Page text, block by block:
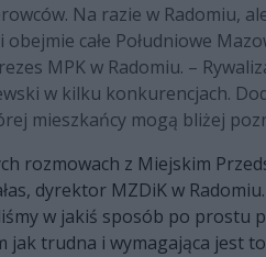
Na razie w Radomiu,
obejmie całe Południowe
MPK w Radomiu. –
w kilku konkurencjach.
mieszkańcy mogą bliżej
rozmowach z Miejskim
dyrektor MZDiK w
w jakiś sposób po prostu
jak trudna i wymagająca jest